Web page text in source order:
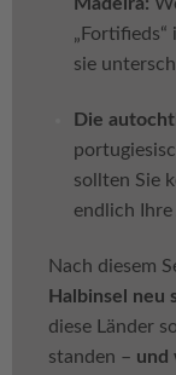
Madeira:
sie
Die
sollten Sie
endlich
Nach diesem
Halbinsel neu
diese Länder
standen – und